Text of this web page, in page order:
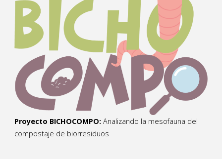
Proyecto BICHOCOMPO: Analizando la mesofauna del
compostaje de biorresiduos